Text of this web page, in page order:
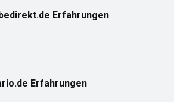
Erfahrungen
Erfahrungen